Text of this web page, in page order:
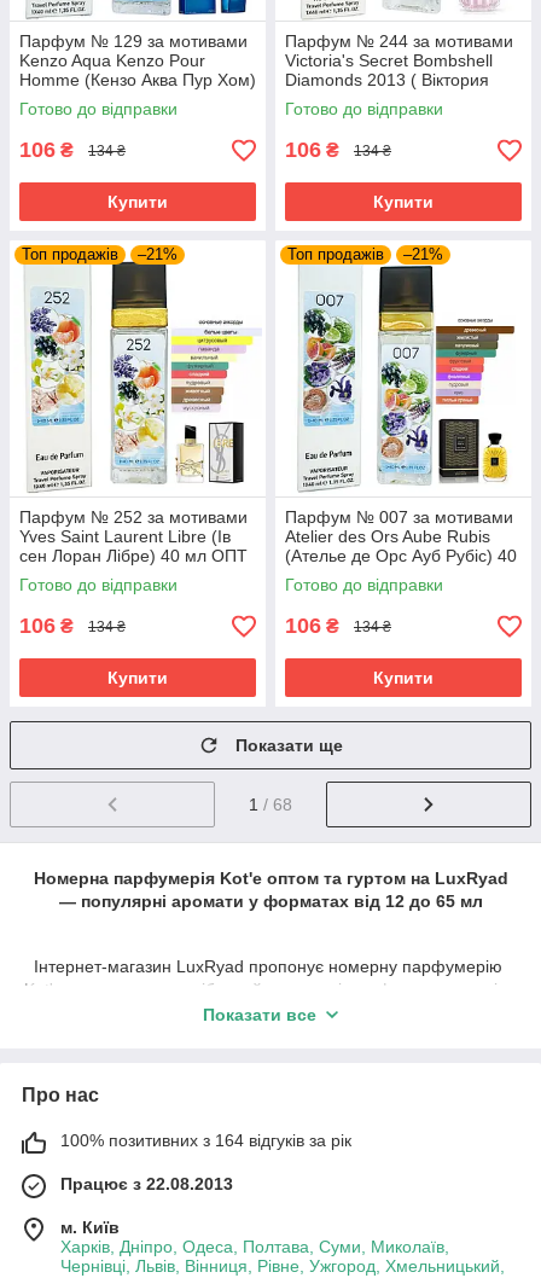
Парфум № 129 за мотивами
Kenzo Aqua Kenzo Pour
Homme (Кензо Аква Пур Хом)
40 мл ОПТ
Готово до відправки
106 ₴ 134 ₴
Купити
Парфум № 244 за мотивами
Victoria's Secret Bombshell
Diamonds 2013 ( Віктория
Сікрет Даймонд) 40 мл ОПТ
Готово до відправки
106 ₴ 134 ₴
Купити
Топ продажів –21%
Парфум № 252 за мотивами
Yves Saint Laurent Libre (Ів
сен Лоран Лібре) 40 мл ОПТ
Готово до відправки
106 ₴ 134 ₴
Купити
Топ продажів –21%
Парфум № 007 за мотивами
Atelier des Ors Aube Rubis
(Ателье де Орс Ауб Рубіс) 40
мл. ОПТ
Готово до відправки
106 ₴ 134 ₴
Купити
Показати ще
1 / 68
Номерна парфумерія Kot'e оптом та гуртом на LuxRyad
— популярні аромати у форматах від 12 до 65 мл
Інтернет-магазин LuxRyad пропонує номерну парфумерію
Kot'e оптом та в роздріб у найпопулярніших форматах — від
компактних мініпарфумів 12 мл до повнорозмірних флаконів
магазинів, шоурумів, парфумерних відділів і торгових точок.
Номерна парфумерія Kot'e — це колекція популярних
жіночих, чоловічих та унісекс ароматів, натхненних світовими
парфумерними бестселерами. Для виробництва
парфумерна сировина, завдяки якій композиції звучать
гармонійно, насичено та мають красивий шлейф.
Показати все
Про нас
100% позитивних з 164 відгуків за рік
Працює з 22.08.2013
м. Київ
Харків, Дніпро, Одеса, Полтава, Суми, Миколаїв,
Чернівці, Львів, Вінниця, Рівне, Ужгород, Хмельницький,